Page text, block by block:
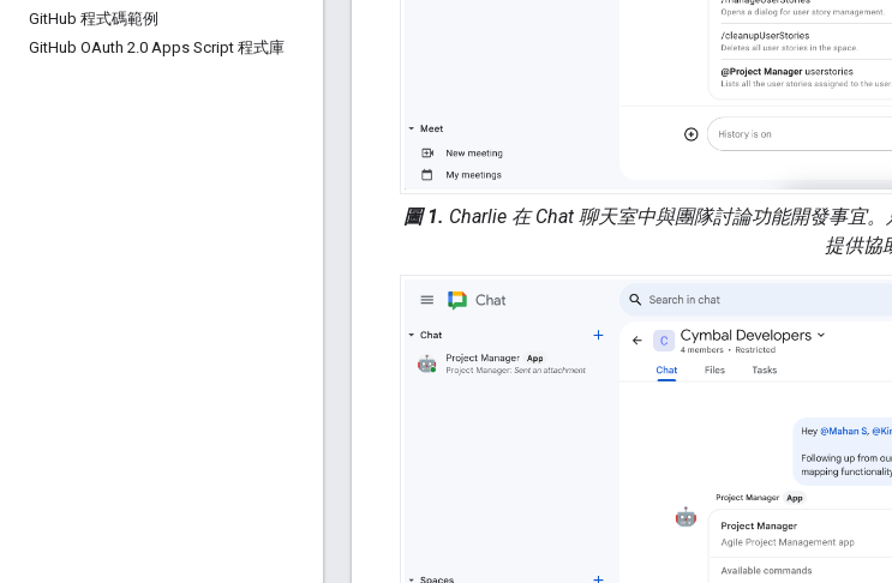
GitHub 程式碼範例
GitHub OAuth 2.0 Apps Script 程式庫
圖 1. Charlie 在 Chat 聊天室中與團隊討論功能開發事宜
提供協